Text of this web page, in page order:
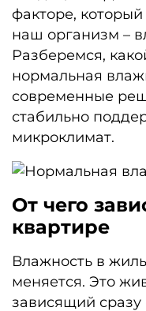
факторе,
наш организм –
Разберемся,
нормальная
современные
стабильно
микроклимат.
От чего
квартире
Влажность в
меняется. Это
зависящий сразу